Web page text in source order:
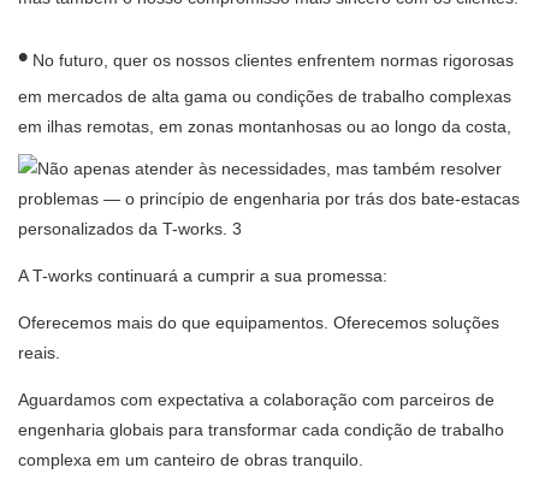
• No futuro, quer os nossos clientes enfrentem normas rigorosas
em mercados de alta gama ou condições de trabalho complexas
em ilhas remotas, em zonas montanhosas ou ao longo da costa,
A T-works continuará a cumprir a sua promessa:
Oferecemos mais do que equipamentos. Oferecemos soluções
reais.
Aguardamos com expectativa a colaboração com parceiros de
engenharia globais para transformar cada condição de trabalho
complexa em um canteiro de obras tranquilo.